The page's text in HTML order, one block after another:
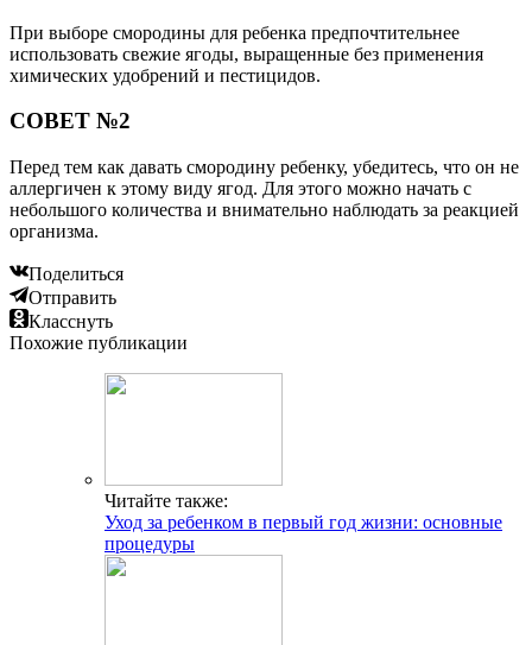
При выборе смородины для ребенка предпочтительнее
использовать свежие ягоды, выращенные без применения
химических удобрений и пестицидов.
СОВЕТ №2
Перед тем как давать смородину ребенку, убедитесь, что он не
аллергичен к этому виду ягод. Для этого можно начать с
небольшого количества и внимательно наблюдать за реакцией
организма.
Поделиться
Отправить
Класснуть
Похожие публикации
Читайте также:
Уход за ребенком в первый год жизни: основные
процедуры